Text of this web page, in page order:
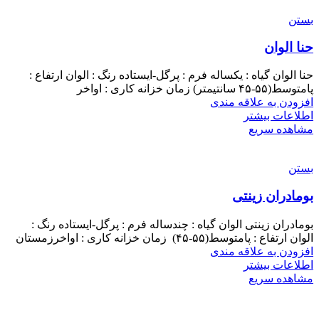
بستن
حنا الوان
حنا الوان گیاه : یکساله فرم : پرگل-ایستاده رنگ : الوان ارتفاع :
پامتوسط(۵۵-۴۵ سانتیمتر) زمان خزانه کاری : اواخر
افزودن به علاقه مندی
اطلاعات بیشتر
مشاهده سریع
بستن
بومادران زینتی
بومادران زینتی الوان گیاه : چندساله فرم : پرگل-ایستاده رنگ :
الوان ارتفاع : پامتوسط(۵۵-۴۵) زمان خزانه کاری : اواخرزمستان
افزودن به علاقه مندی
اطلاعات بیشتر
مشاهده سریع